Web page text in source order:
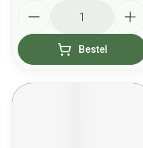
Bestel